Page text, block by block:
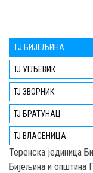
TЈ БИЈЕЉИНА
ТЈ УГЉЕВИК
ТЈ ЗВОРНИК
ТЈ БРАТУНАЦ
ТЈ ВЛАСЕНИЦА
Teренска јединица
Бијељина и општина